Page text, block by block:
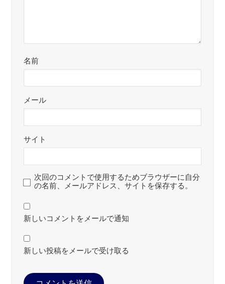
名前
メール
サイト
次回のコメントで使用するためブラウザーに自分
の名前、メールアドレス、サイトを保存する。
新しいコメントをメールで通知
新しい投稿をメールで受け取る